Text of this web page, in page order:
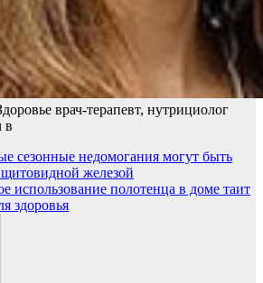
врач-терапевт, нутрициолог
в
сезонные недомогания могут быть
железой
использование полотенца в доме таит
здоровья